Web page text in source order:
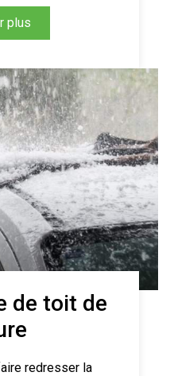
plus
de toit de
redresser la